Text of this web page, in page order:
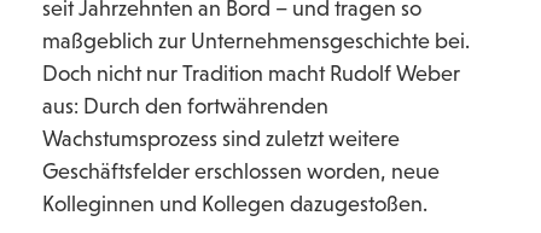
seit Jahrzehnten an Bord – und tragen so
maßgeblich zur Unternehmensgeschichte bei.
Doch nicht nur Tradition macht Rudolf Weber
aus: Durch den fortwährenden
Wachstumsprozess sind zuletzt weitere
Geschäftsfelder erschlossen worden, neue
Kolleginnen und Kollegen dazugestoßen.